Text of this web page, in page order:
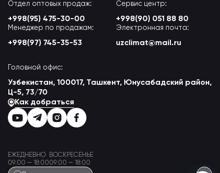
Отдел оптовых продаж:
+998(95) 475-30-00
Сервис центр:
+998(90) 051 88 80
Менеджер по продажам:
+998(97) 745-35-53
Электронная почта:
uzclimat@mail.ru
Головной офис:
Узбекистан, 100017, Ташкент, Юнусабадский район,
Ц-5, 73/70
Как добраться
ЕЖЕДНЕВНО
09:00 — 18:00
ВОСКРЕСЕНЬЕ
09:00 — 18:00